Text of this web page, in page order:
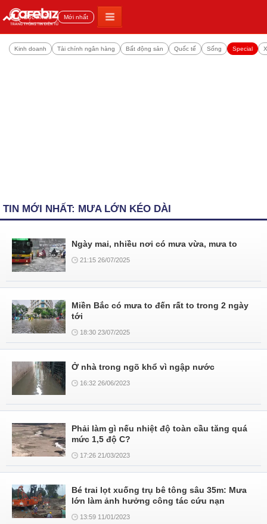
Đọc nhiều Mới nhất
Kinh doanh Tài chính ngân hàng Bất động sản Quốc tế Sống Special
TIN MỚI NHẤT: MƯA LỚN KÉO DÀI
Ngày mai, nhiều nơi có mưa vừa, mưa to
21:15 26/07/2025
Miền Bắc có mưa to đến rất to trong 2 ngày
tới
18:30 23/07/2025
Ở nhà trong ngõ khổ vì ngập nước
16:32 26/06/2023
Phải làm gì nếu nhiệt độ toàn cầu tăng quá
mức 1,5 độ C?
17:26 21/03/2023
Bé trai lọt xuống trụ bê tông sâu 35m: Mưa
lớn làm ảnh hưởng công tác cứu nạn
13:59 11/01/2023